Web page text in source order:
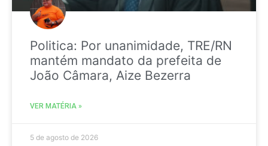
Politica: Por unanimidade, TRE/RN
mantém mandato da prefeita de
João Câmara, Aize Bezerra
VER MATÉRIA »
5 de agosto de 2026